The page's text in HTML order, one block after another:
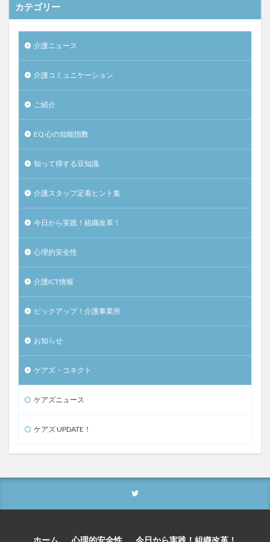
カテゴリー
介護ニュース
介護コミュニケーション
ご紹介
EQ 心の知能指数
知って得する豆知識
介護スタッフ定着ヒント集
今日から実践！組織改革！
心理的安全性
介護ICT情報
ピックアップ！介護事業所
お知らせ
ケアズ・コネクト
ケアズニュース
ケアズ UPDATE！
ホーム 心理的安全性 今日から実践！組織改革！